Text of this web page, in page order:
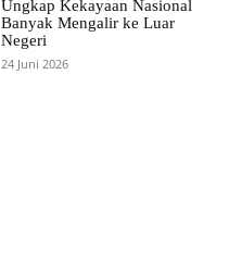
Ungkap Kekayaan Nasional
Banyak Mengalir ke Luar
Negeri
24 Juni 2026